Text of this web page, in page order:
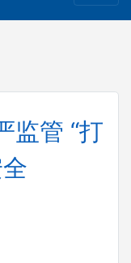
监管 “打